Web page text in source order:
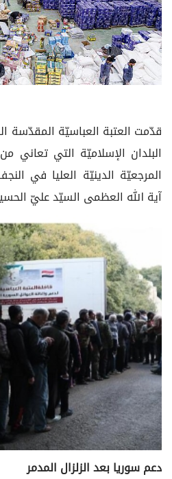
قدّمت العتبة العباسيّة المقدّسة
البلدان الإسلاميّة التي تعاني
المرجعيّة الدينيّة العليا في
آية الله العظمى السيّد عليّ
دعم سوريا بعد الزلزال المدمر